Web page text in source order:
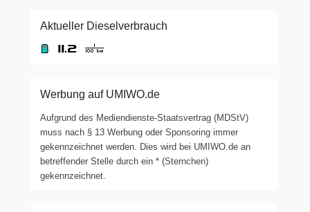
Aktueller Dieselverbrauch
Werbung auf UMIWO.de
Aufgrund des Mediendienste-Staatsvertrag (MDStV)
muss nach § 13 Werbung oder Sponsoring immer
gekennzeichnet werden. Dies wird bei UMIWO.de an
betreffender Stelle durch ein * (Sternchen)
gekennzeichnet.